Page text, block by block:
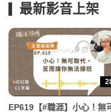
最新影音上架
EP619【#職涯】小心！無